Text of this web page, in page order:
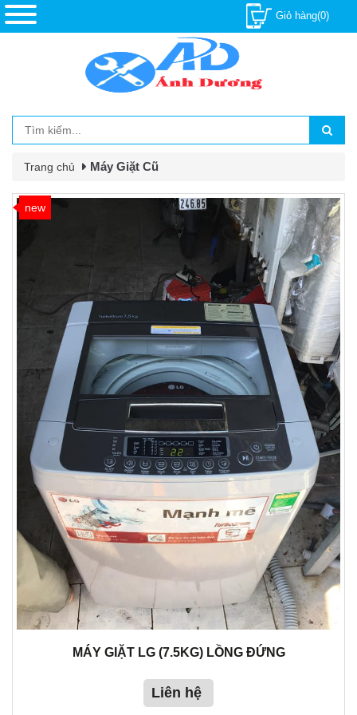
Giỏ hàng(0)
Trang chủ Máy Giặt Cũ
new
MÁY GIẶT LG (7.5KG) LỒNG ĐỨNG
Liên hệ